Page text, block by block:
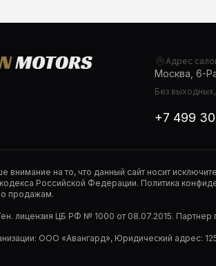
Адрес
Москва, 6-
Без
+7 499
внимание на то, что данный сайт носит
Российской Федерации. Политика
продажам.
лицензия ЦБ РФ № 1000 от 08.07.2015.
ООО «Авангард», Юридический адрес: